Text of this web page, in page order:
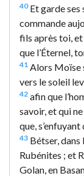
40Et garde ses
commande
fils après toi,
que l’Éternel,
41 Alors Moïse
vers le soleil
42 afin que
savoir, et qui
que,
43 Bétser, dans
Rubénites ; et
Golan, en